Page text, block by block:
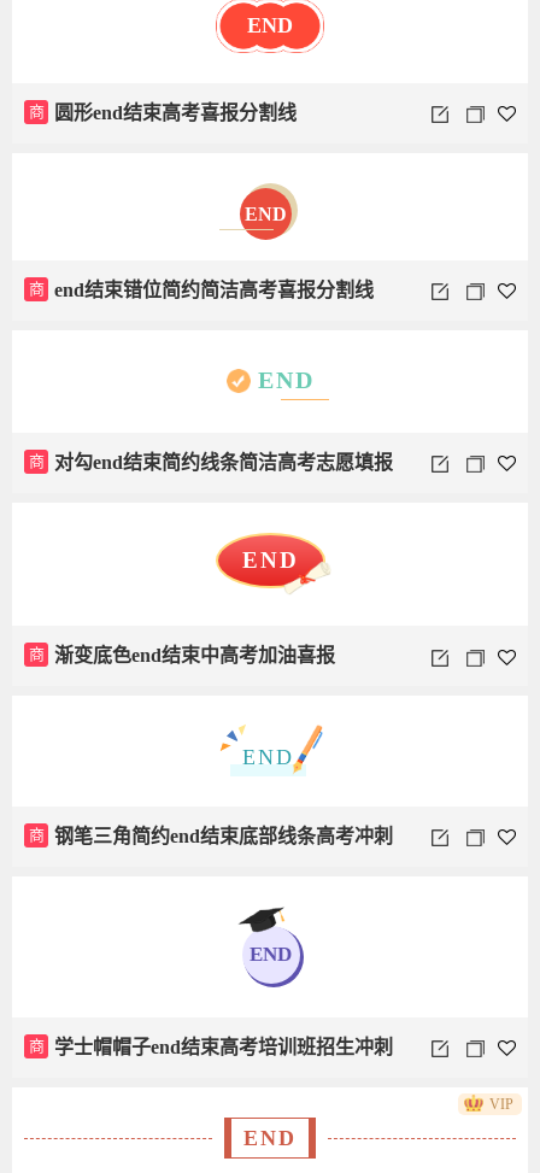
END
商 圆形end结束高考喜报分割线
END
商 end结束错位简约简洁高考喜报分割线
END
商 对勾end结束简约线条简洁高考志愿填报
END
商 渐变底色end结束中高考加油喜报
END
商 钢笔三角简约end结束底部线条高考冲刺
END
商 学士帽帽子end结束高考培训班招生冲刺
END
VIP